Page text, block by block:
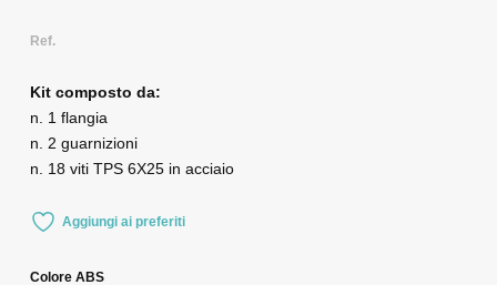
Ref.
Kit composto da:
n. 1 flangia
n. 2 guarnizioni
n. 18 viti TPS 6X25 in acciaio
Aggiungi ai preferiti
Colore ABS